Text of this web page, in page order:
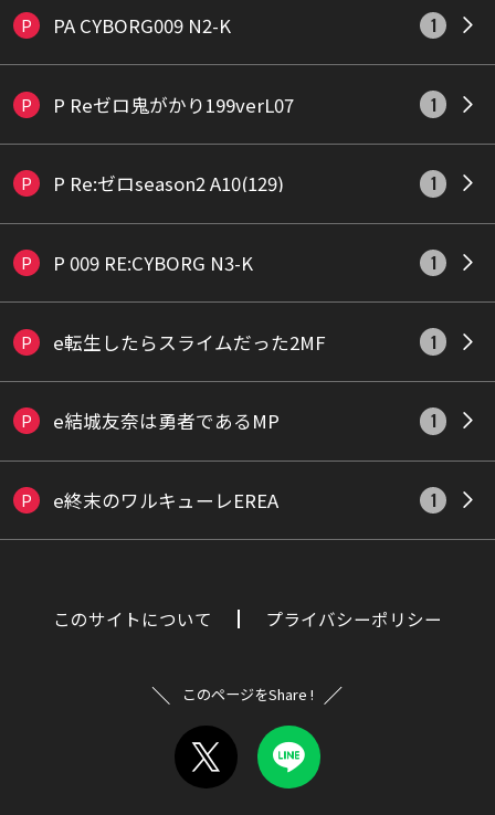
P PA CYBORG009 N2-K 1
P P Reゼロ鬼がかり199verL07 1
P P Re:ゼロseason2 A10(129) 1
P P 009 RE:CYBORG N3-K 1
P e転生したらスライムだった2MF 1
P e結城友奈は勇者であるMP 1
P e終末のワルキューレEREA 1
このサイトについて プライバシーポリシー
このページをShare !